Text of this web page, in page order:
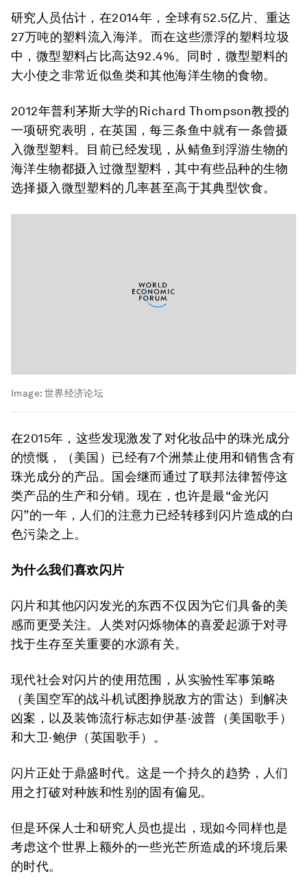
研究人员估计，在2014年，全球有52.5亿片、重达
27万吨的塑料流入海洋。而在这些漂浮的塑料垃圾
中，微型塑料占比高达92.4%。同时，微型塑料的
大小使之非常近似鱼类和其他海洋生物的食物。
2012年普利茅斯大学的Richard Thompson教授的
一项研究表明，在英国，每三条鱼中就有一条曾摄
入微型塑料。目前已经发现，从鲭鱼到浮游生物的
海洋生物都摄入过微型塑料，其中有些品种的生物
选择摄入微型塑料的几率甚至高于其典型饮食。
Image: 世界经济论坛
在2015年，这些发现激发了对化妆品中的珠光成分
的愤慨，（美国）已经有7个洲禁止使用和销售含有
珠光成分的产品。国会继而通过了联邦法律暂停这
类产品的生产和分销。现在，也许是最“金光闪
闪”的一年，人们的注意力已经转移到闪片造成的白
色污染之上。
为什么我们喜欢闪片
闪片和其他闪闪发光的东西不仅因为它们具备的美
感而更受关注。人类对闪烁物体的喜爱起源于对寻
找于生存至关重要的水源有关。
现代社会对闪片的使用范围，从实验性军事策略
（美国空军的战斗机试图挣脱敌方的雷达）到解决
凶案，以及装饰流行标志如伊基·波普（美国歌手）
和大卫·鲍伊（英国歌手）。
闪片正处于鼎盛时代。这是一个持久的趋势，人们
用之打破对种族和性别的固有偏见。
但是环保人士和研究人员也提出，现如今同样也是
考虑这个世界上额外的一些光芒所造成的环境后果
的时代。